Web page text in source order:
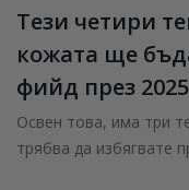
Тези четири
кожата ще
фийд през
Освен това, има три
трябва да избягвате